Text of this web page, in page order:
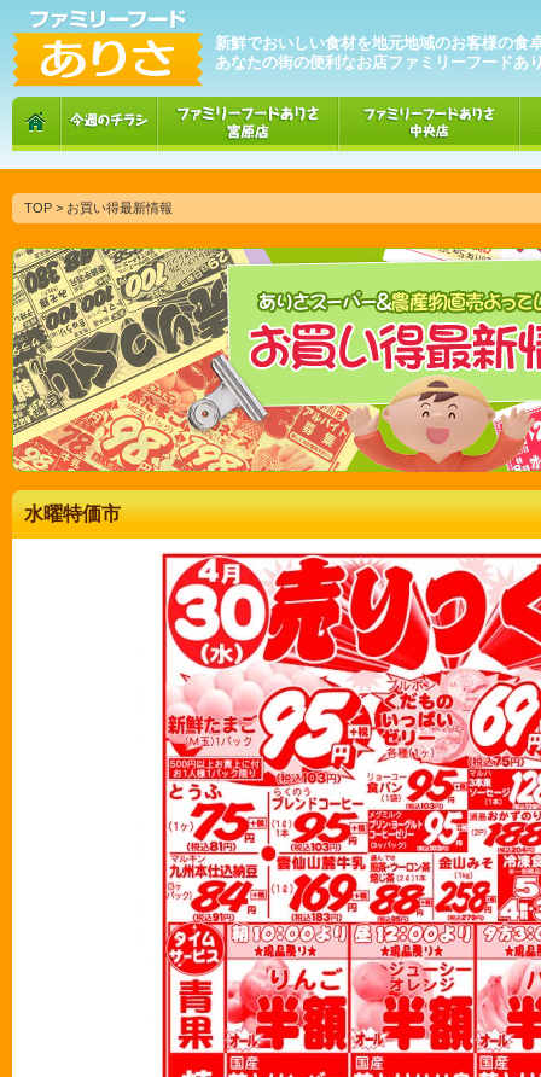
新鮮でおいしい食材を地元地域のお客様の食
あなたの街の便利なお店ファミリーフードあ
TOP > お買い得最新情報
水曜特価市